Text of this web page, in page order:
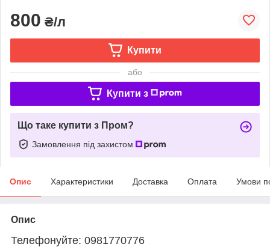
800 ₴/л
Купити
або
Купити з
Що таке купити з Пром?
Замовлення під захистом
Опис Характеристики Доставка Оплата Умови
Опис
Телефонуйте: 0981770776